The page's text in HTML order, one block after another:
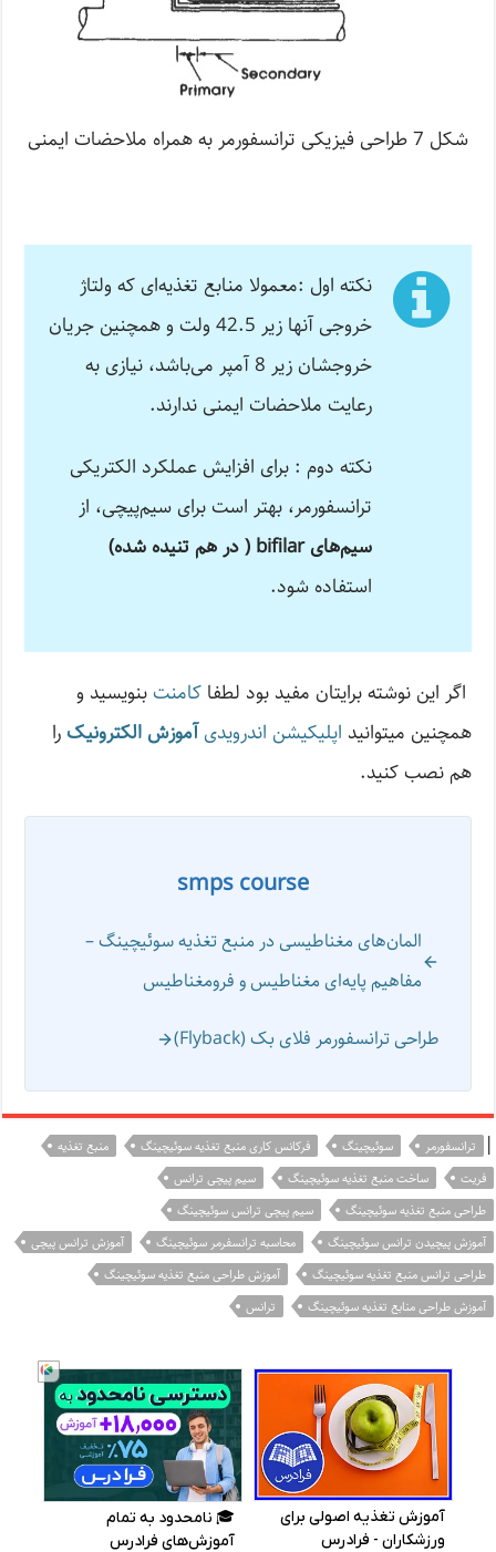
شکل 7 طراحی فیزیکی ترانسفورمر به همراه ملاحضات ایمنی
نکته اول :معمولا منابع تغذیه‌ای که ولتاژ
خروجی آنها زیر 42.5 ولت و همچنین جریان
خروجشان زیر 8 آمپر می‌باشد، نیازی به
رعایت ملاحضات ایمنی ندارند.
نکته دوم : برای افزایش عملکرد الکتریکی
ترانسفورمر، بهتر است برای سیم‌پیچی، از
سیم‌های bifilar ( در هم تنیده شده)
استفاده شود.
اگر این نوشته‌ برایتان مفید بود لطفاکامنت بنویسید و
همچنین میتوانید اپلیکیشن اندرویدیآموزش الکترونیک را
هم نصب کنید.
smps course
المان‌های مغناطیسی در منبع تغذیه سوئیچینگ –
مفاهیم پایه‌ای مغناطیس و فرومغناطیس
طراحی ترانسفورمر فلای بک (Flyback)
| ترانسفورمر سوئیچینگ فرکانس کاری منبع تغذیه سوئیچینگ
منبع تغذیه
فریت
ساخت منبع تغذیه سوئیچینگ
سیم پیچی ترانس
طراحی منبع تغذیه سوئیچینگ
سیم پیچی ترانس سوئیچینگ
آموزش پیچیدن ترانس سوئیچینگ
محاسبه ترانسفرمر سوئیچینگ
آموزش ترانس پیچی
طراحی ترانس منبع تغذیه سوئیچینگ
آموزش طراحی منبع تغذیه سوئیچینگ
آموزش طراحی منابع تغذیه سوئیچینگ
ترانس